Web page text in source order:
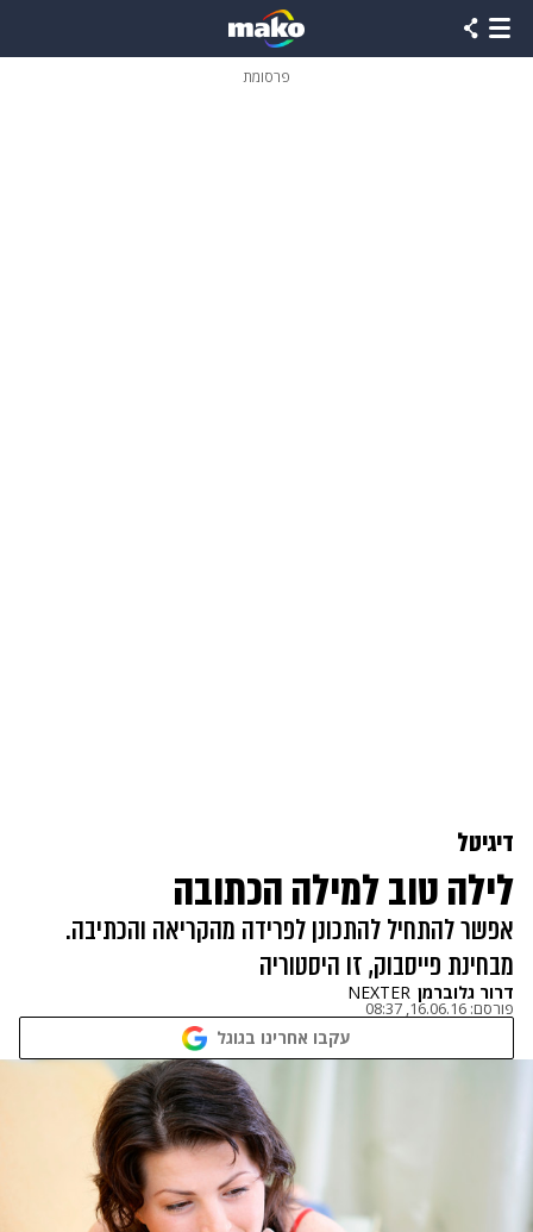
פרסומת
דיגיטל
לילה טוב למילה הכתובה
אפשר להתחיל להתכונן לפרידה מהקריאה והכתיבה.
מבחינת פייסבוק, זו היסטוריה
דרור גלוברמן NEXTER
פורסם: 16.06.16, 08:37
עקבו אחרינו בגוגל